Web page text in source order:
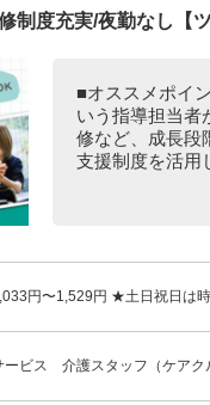
制度充実/夜勤なし【
■オススメポイ
いう指導担当者
修など、成長段
支援制度を活用
円〜1,529円 ★土日祝日は
ービス 介護スタッフ（ケアク